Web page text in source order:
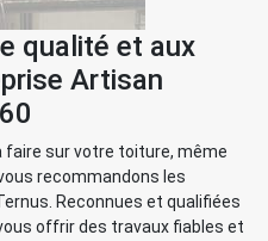
qualité et aux
Artisan
faire sur votre toiture, même
recommandons les
Reconnues et qualifiées
offrir des travaux fiables et